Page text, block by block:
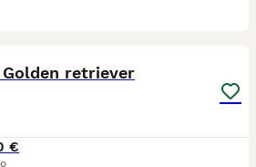
retriever
€